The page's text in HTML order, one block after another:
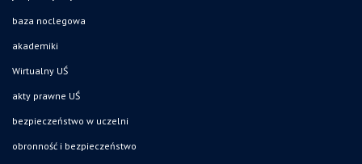
baza noclegowa
akademiki
Wirtualny UŚ
akty prawne UŚ
bezpieczeństwo w uczelni
obronność i bezpieczeństwo